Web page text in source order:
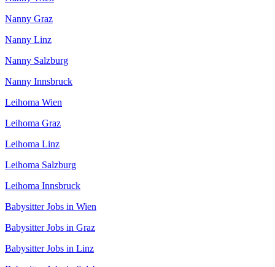
Nanny Graz
Nanny Linz
Nanny Salzburg
Nanny Innsbruck
Leihoma Wien
Leihoma Graz
Leihoma Linz
Leihoma Salzburg
Leihoma Innsbruck
Babysitter Jobs in Wien
Babysitter Jobs in Graz
Babysitter Jobs in Linz